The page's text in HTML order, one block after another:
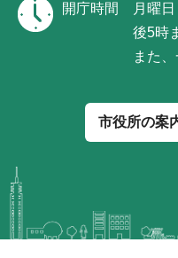
開庁時間
月曜
後5時
また
市役所の案